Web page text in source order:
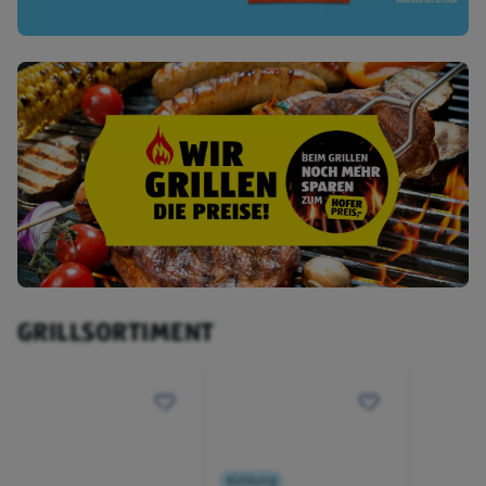
GRILLSORTIMENT
Kühlung